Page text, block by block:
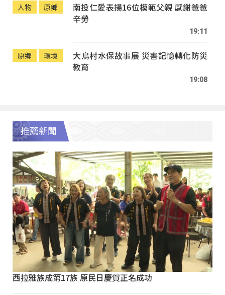
人物 原鄉
南投仁愛表揚16位模範父親 感謝爸爸
辛勞
19:11
原鄉 環境
大鳥村水保故事展 災害記憶轉化防災
教育
19:08
推薦新聞
西拉雅族成第17族 原民日慶賀正名成功